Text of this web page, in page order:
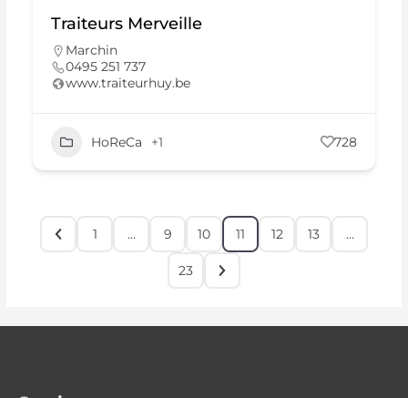
Traiteurs Merveille
Marchin
0495 251 737
www.traiteurhuy.be
HoReCa +1 728
1 … 9 10 11 12 13 …
23